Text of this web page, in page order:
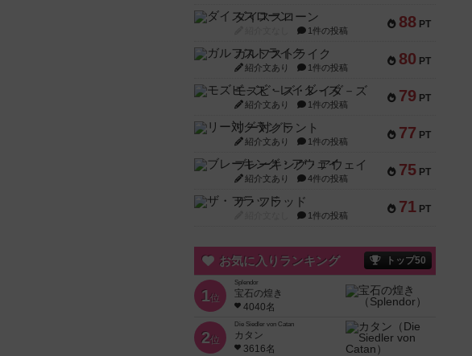
88 PT
ダイススローン
1件の投稿
80 PT
ガルフストライク
紹介文あり 1件の投稿
79 PT
モズビ－ズ・レイダ－ズ
紹介文あり 1件の投稿
77 PT
リー対グラント
紹介文あり 1件の投稿
75 PT
ブレーキング・アウェイ
紹介文あり 4件の投稿
71 PT
ザ・フラッド
1件の投稿
お気に入りランキング トップ50
1位
Splendor
宝石の煌き
4040名
2位
Die Siedler von Catan
カタン
3616名